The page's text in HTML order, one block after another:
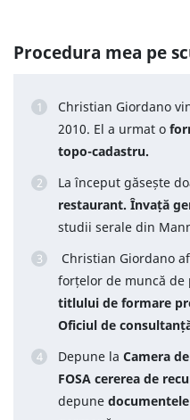
Procedura mea pe
Christian Giordano
2010. El a urmat o
topo-cadastru.
La început găsește
restaurant. Învață
studii serale din
Christian Giordano
forțelor de muncă de
titlului de formare
Oficiul de
Depune la Camera
FOSA cererea de
depune